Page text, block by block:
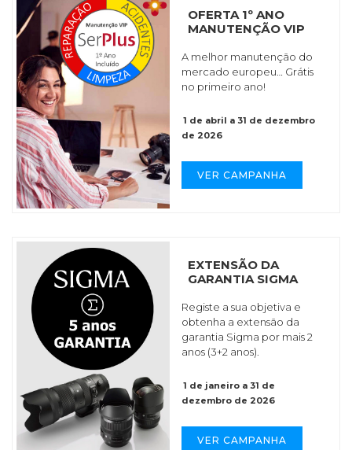
OFERTA 1º ANO
MANUTENÇÃO VIP
A melhor manutenção do
mercado europeu… Grátis
no primeiro ano!
1 de abril a 31 de dezembro
de 2026
VER CAMPANHA
EXTENSÃO DA
GARANTIA SIGMA
Registe a sua objetiva e
obtenha a extensão da
garantia Sigma por mais 2
anos (3+2 anos).
1 de janeiro a 31 de
dezembro de 2026
VER CAMPANHA